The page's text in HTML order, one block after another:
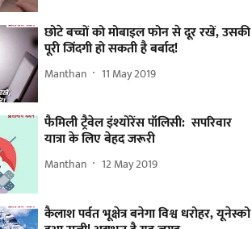
छोटे बच्चों को मोबाइल फोन से दूर रखें, उसकी
पूरी जिंदगी हो सकती है बर्बाद!
Manthan 11 May 2019
फैमिली ट्रैवेल इंश्योरेंस पॉलिसी: सपरिवार
यात्रा के लिए बेहद जरूरी
Manthan 12 May 2019
कैलाश पर्वत भूक्षेत्र बनेगा विश्व धरोहर, यूनेस्को